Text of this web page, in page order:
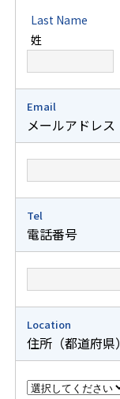
Last Name
姓
Email
メールアドレス
Tel
電話番号
Location
住所（都道府県）